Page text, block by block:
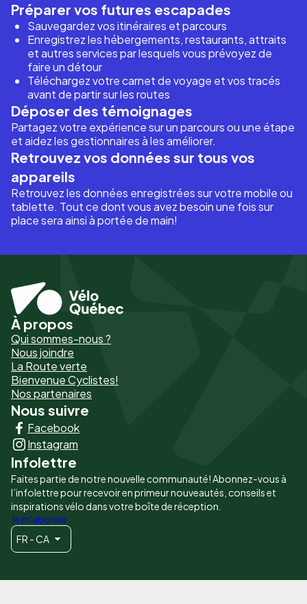
Préparer vos futures escapades
Sauvegardez vos itinéraires et parcours
Enregistrez les hébergements, restaurants, attraits
et autres services par lesquels vous prévoyez de
faire un détour
Téléchargez votre carnet de voyage et vos tracés
avant de partir sur les routes
Déposer des témoignages
Partagez votre expérience sur un parcours ou une étape
et aidez les gestionnaires à les améliorer.
Retrouvez vos données sur tous vos
appareils
Retrouvez les données enregistrées sur votre mobile ou
tablette. Tout ce dont vous avez besoin une fois sur
place sera ainsi à portée de main!
Pied
de
page
-
Liens
principaux
À propos
Qui sommes-nous ?
Nous joindre
La Route verte
Bienvenue Cyclistes!
Nos partenaires
Nous suivre
Facebook
Instagram
Infolettre
Faites partie de notre nouvelle communauté! Abonnez-vous à
l’infolettre pour recevoir en primeur nouveautés, conseils et
inspirations vélo dans votre boîte de réception.
Je m'abonne
FR - CA